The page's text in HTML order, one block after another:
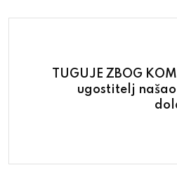
TUGUJE ZBOG
ugostitelj